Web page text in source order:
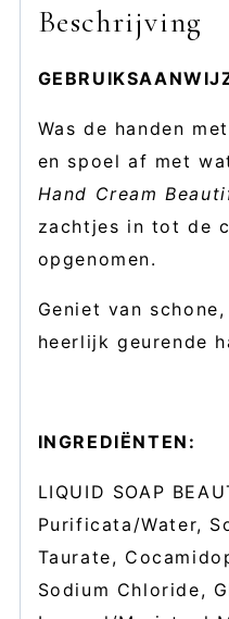
Beschrijving
Was de handen
en spoel af met
Hand Cream
zachtjes in tot de
opgenomen.
Geniet van
heerlijk geurende
INGREDIËNTEN:
LIQUID SOAP
Purificata/Water,
Taurate,
Sodium Chloride,